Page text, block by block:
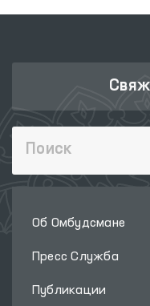
Об Омбудсмане
Пресс Служба
Публикации